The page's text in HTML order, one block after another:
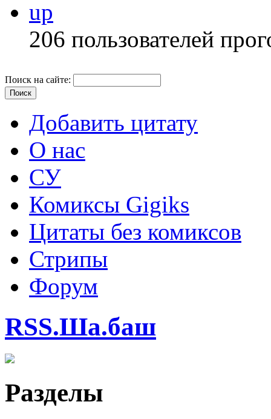
up
206 пользователей
Поиск на сайте:
Добавить цитату
О нас
СУ
Комиксы Gigiks
Цитаты без комиксов
Стрипы
Форум
RSS.Ша.баш
Разделы